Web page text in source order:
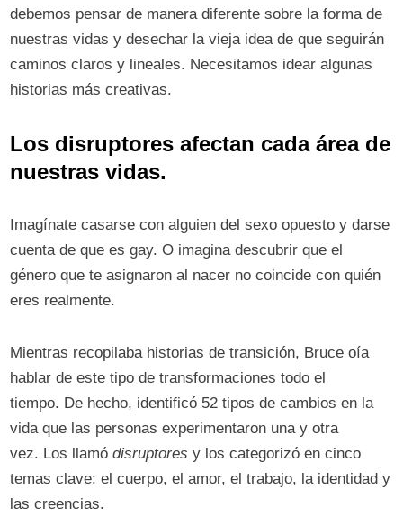
debemos pensar de manera diferente sobre la forma de
nuestras vidas y desechar la vieja idea de que seguirán
caminos claros y lineales. Necesitamos idear algunas
historias más creativas.
Los disruptores afectan cada área de
nuestras vidas.
Imagínate casarse con alguien del sexo opuesto y darse
cuenta de que es gay. O imagina descubrir que el
género que te asignaron al nacer no coincide con quién
eres realmente.
Mientras recopilaba historias de transición, Bruce oía
hablar de este tipo de transformaciones todo el
tiempo. De hecho, identificó 52 tipos de cambios en la
vida que las personas experimentaron una y otra
vez. Los llamódisruptores y los categorizó en cinco
temas clave: el cuerpo, el amor, el trabajo, la identidad y
las creencias.